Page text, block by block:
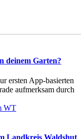
deinem Garten?
ersten App-basierten
aufmerksam durch
Landkreis Waldshut